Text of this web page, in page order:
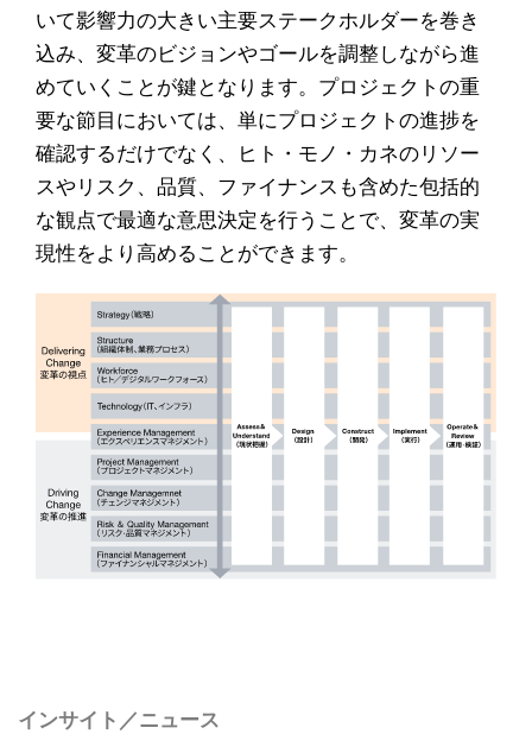
いて影響力の大きい主要ステークホルダーを巻き
込み、変革のビジョンやゴールを調整しながら進
めていくことが鍵となります。プロジェクトの重
要な節目においては、単にプロジェクトの進捗を
確認するだけでなく、ヒト・モノ・カネのリソー
スやリスク、品質、ファイナンスも含めた包括的
な観点で最適な意思決定を行うことで、変革の実
現性をより高めることができます。
インサイト／ニュース